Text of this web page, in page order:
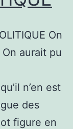
On
aurait pu
n’en est
des
figure en